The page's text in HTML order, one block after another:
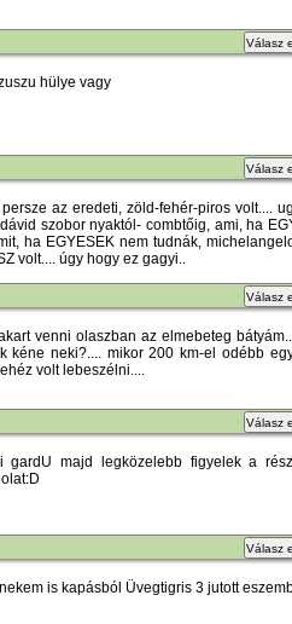
Válasz
hülye vagy
Válasz
az eredeti, zöld-fehér-piros volt....
szobor nyaktól- combtőig, ami, ha
ha EGYESEK nem tudnák,
volt.... úgy hogy ez gagyi..
Válasz
venni olaszban az elmebeteg
kéne neki?.... mikor 200 km-el odébb
volt lebeszélni....
Válasz
gardU majd legközelebb figyelek a
Válasz
is kapásból Üvegtigris 3 jutott